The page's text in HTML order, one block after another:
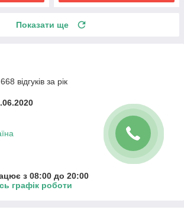
Показати ще
відгуків за рік
з 08:00 до 20:00
графік роботи